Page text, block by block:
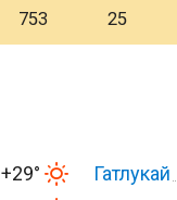
753 25
+29° Гатлукай